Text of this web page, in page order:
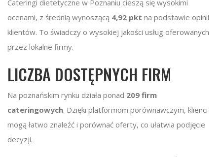
Cateringi dietetyczne w Poznaniu cieszą się wysokimi
ocenami, z średnią wynoszącą 4,92 pkt na podstawie opinii
klientów. To świadczy o wysokiej jakości usług oferowanych
przez lokalne firmy.
LICZBA DOSTĘPNYCH FIRM
Na poznańskim rynku działa ponad 209 firm
cateringowych. Dzięki platformom porównawczym, klienci
mogą łatwo znaleźć i porównać oferty, co ułatwia podjęcie
decyzji.